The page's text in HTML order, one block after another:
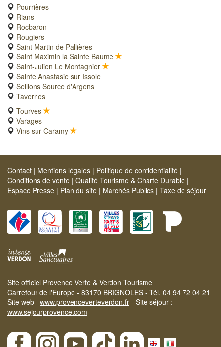
Pourrières
Rians
Rocbaron
Rougiers
Saint Martin de Pallières
Saint Maximin la Sainte Baume
Saint-Julien Le Montagnier
Sainte Anastasie sur Issole
Seillons Source d'Argens
Tavernes
Tourves
Varages
Vins sur Caramy
Contact | Mentions légales | Politique de confidentialité |
Conditions de vente | Qualité Tourisme & Charte Durable |
Espace Presse | Plan du site | Marchés Publics | Taxe de séjour
Site officiel Provence Verte & Verdon Tourisme
Carrefour de l'Europe - 83170 BRIGNOLES - Tél. 04 94 72 04 21
Site web : www.provenceverteverdon.fr - Site séjour :
www.sejourprovence.com